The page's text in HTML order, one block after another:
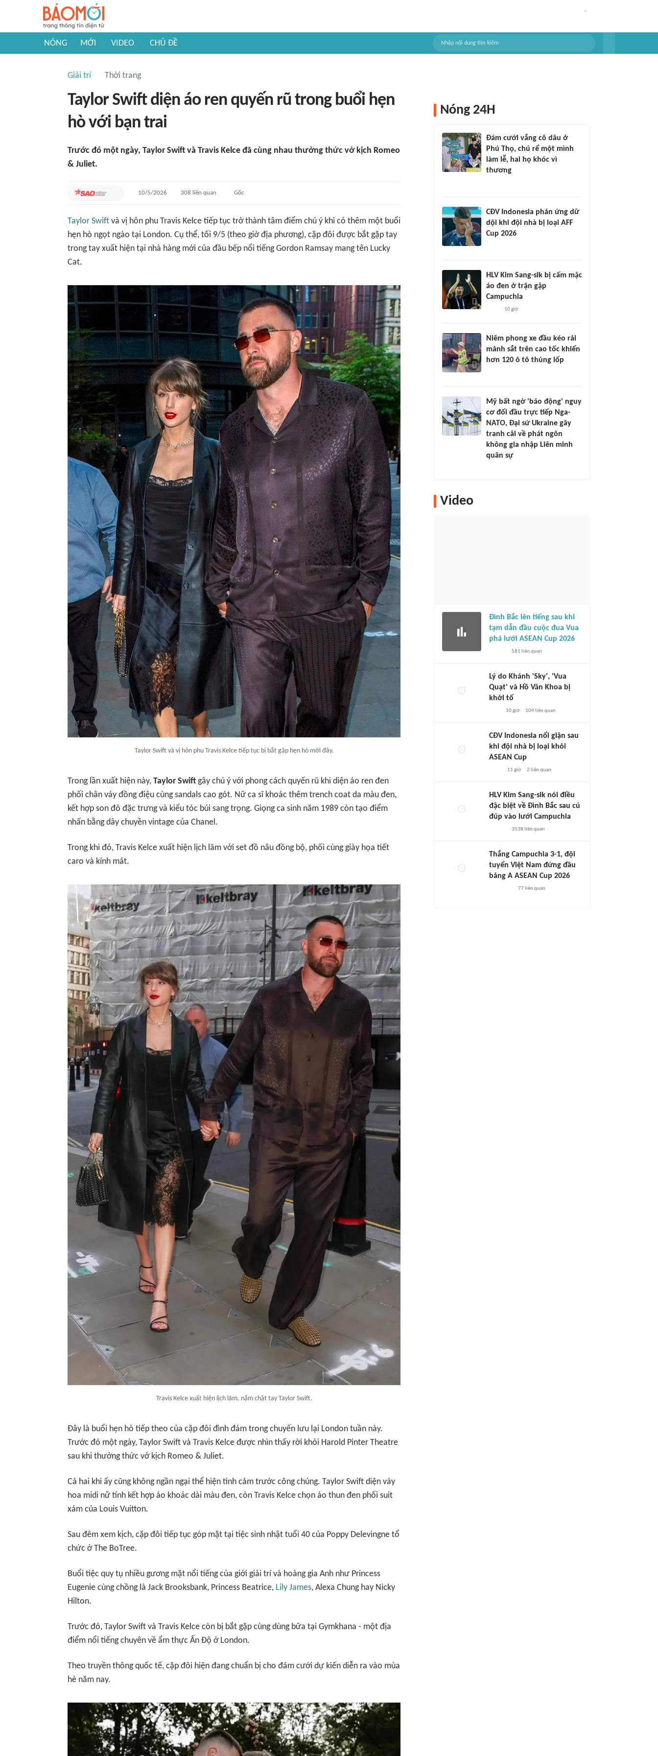
NÓNG MỚI VIDEO CHỦ ĐỀ
Giải trí Thời trang
Taylor Swift diện áo ren quyến rũ trong buổi hẹn
hò với bạn trai
Trước đó một ngày, Taylor Swift và Travis Kelce đã cùng nhau thưởng thức vở kịch Romeo
& Juliet.
10/5/2026 308 liên quan Gốc
Taylor Swift và vị hôn phu Travis Kelce tiếp tục trở thành tâm điểm chú ý khi có thêm một buổi
hẹn hò ngọt ngào tại London. Cụ thể, tối 9/5 (theo giờ địa phương), cặp đôi được bắt gặp tay
trong tay xuất hiện tại nhà hàng mới của đầu bếp nổi tiếng Gordon Ramsay mang tên Lucky
Cat.
Taylor Swift và vị hôn phu Travis Kelce tiếp tục bị bắt gặp hẹn hò mới đây.
Trong lần xuất hiện này, Taylor Swift gây chú ý với phong cách quyến rũ khi diện áo ren đen
phối chân váy đồng điệu cùng sandals cao gót. Nữ ca sĩ khoác thêm trench coat da màu đen,
kết hợp son đỏ đặc trưng và kiểu tóc búi sang trọng. Giọng ca sinh năm 1989 còn tạo điểm
nhấn bằng dây chuyền vintage của Chanel.
Trong khi đó, Travis Kelce xuất hiện lịch lãm với set đồ nâu đồng bộ, phối cùng giày họa tiết
caro và kính mát.
Travis Kelce xuất hiện lịch lãm, nắm chặt tay Taylor Swift.
Đây là buổi hẹn hò tiếp theo của cặp đôi đình đám trong chuyến lưu lại London tuần này.
Trước đó một ngày, Taylor Swift và Travis Kelce được nhìn thấy rời khỏi Harold Pinter Theatre
sau khi thưởng thức vở kịch Romeo & Juliet.
Cả hai khi ấy cũng không ngần ngại thể hiện tình cảm trước công chúng. Taylor Swift diện váy
hoa midi nữ tính kết hợp áo khoác dài màu đen, còn Travis Kelce chọn áo thun đen phối suit
xám của Louis Vuitton.
Sau đêm xem kịch, cặp đôi tiếp tục góp mặt tại tiệc sinh nhật tuổi 40 của Poppy Delevingne tổ
chức ở The BoTree.
Buổi tiệc quy tụ nhiều gương mặt nổi tiếng của giới giải trí và hoàng gia Anh như Princess
Eugenie cùng chồng là Jack Brooksbank, Princess Beatrice, Lily James, Alexa Chung hay Nicky
Hilton.
Trước đó, Taylor Swift và Travis Kelce còn bị bắt gặp cùng dùng bữa tại Gymkhana - một địa
điểm nổi tiếng chuyên về ẩm thực Ấn Độ ở London.
Theo truyền thông quốc tế, cặp đôi hiện đang chuẩn bị cho đám cưới dự kiến diễn ra vào mùa
hè năm nay.
Nóng 24H
Đám cưới vắng cô dâu ở
Phú Thọ, chú rể một mình
làm lễ, hai họ khóc vì
thương
CĐV Indonesia phản ứng dữ
dội khi đội nhà bị loại AFF
Cup 2026
HLV Kim Sang-sik bị cấm mặc
áo đen ở trận gặp
Campuchia
10 giờ
Niêm phong xe đầu kéo rải
mảnh sắt trên cao tốc khiến
hơn 120 ô tô thủng lốp
Mỹ bất ngờ 'báo động' nguy
cơ đối đầu trực tiếp Nga-
NATO, Đại sứ Ukraine gây
tranh cãi về phát ngôn
không gia nhập Liên minh
quân sự
Video
Đình Bắc lên tiếng sau khi
tạm dẫn đầu cuộc đua Vua
phá lưới ASEAN Cup 2026
581 liên quan
Lý do Khánh 'Sky', 'Vua
Quạt' và Hồ Văn Khoa bị
khởi tố
10 giờ 104liên quan
CĐV Indonesia nổi giận sau
khi đội nhà bị loại khỏi
ASEAN Cup
11 giờ 2 liên quan
HLV Kim Sang-sik nói điều
đặc biệt về Đình Bắc sau cú
đúp vào lưới Campuchia
3538 liên quan
Thắng Campuchia 3-1, đội
tuyển Việt Nam đứng đầu
bảng A ASEAN Cup 2026
77liên quan